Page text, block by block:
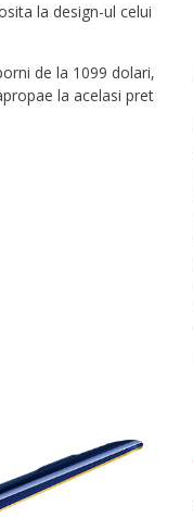
la design-ul celui
de la 1099 dolari,
la acelasi pret